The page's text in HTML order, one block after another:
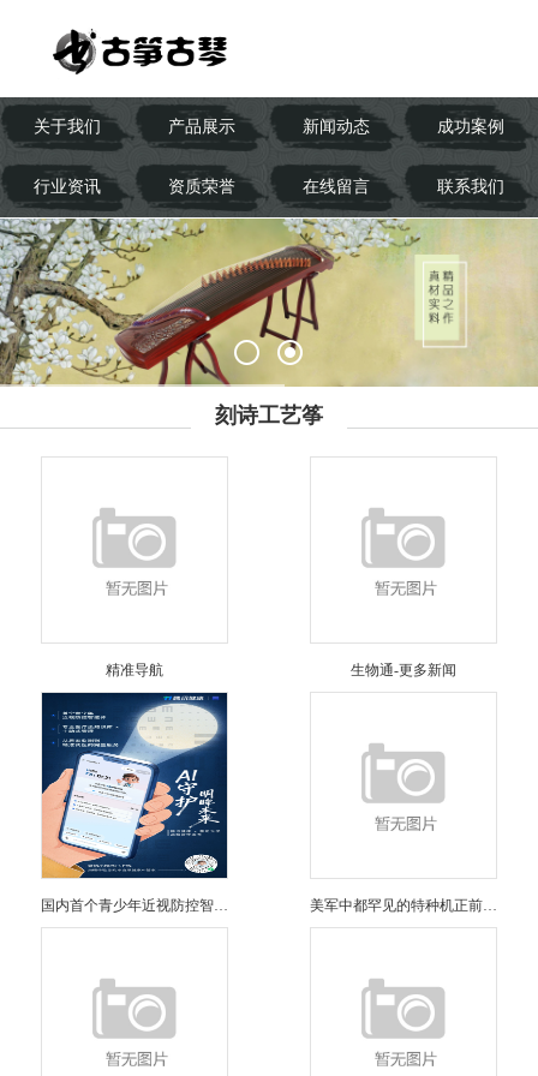
关于我们 产品展示 新闻动态 成功案例
行业资讯 资质荣誉 在线留言 联系我们
刻诗工艺筝
精准导航 生物通-更多新闻